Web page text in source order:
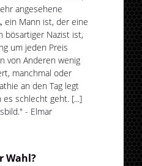
angesehene
ein Mann ist, der eine
bösartiger Nazist ist,
um jeden Preis
von Anderen wenig
manchmal oder
an den Tag legt
schlecht geht. [...]
- Elmar
Wahl?